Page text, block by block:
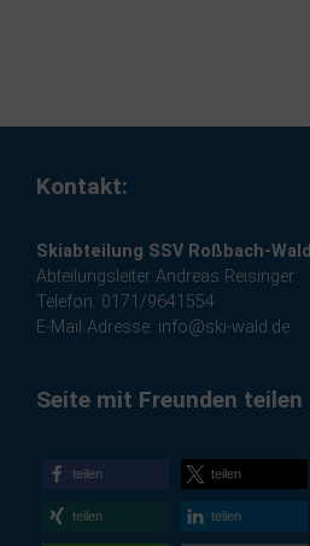
Kontakt:
Skiabteilung SSV Roßbach-Wald
Abteilungsleiter Andreas Reisinger
Telefon: 0171/9641554
E-Mail Adresse: info@ski-wald.de
Seite mit Freunden teilen
teilen teilen
teilen teilen